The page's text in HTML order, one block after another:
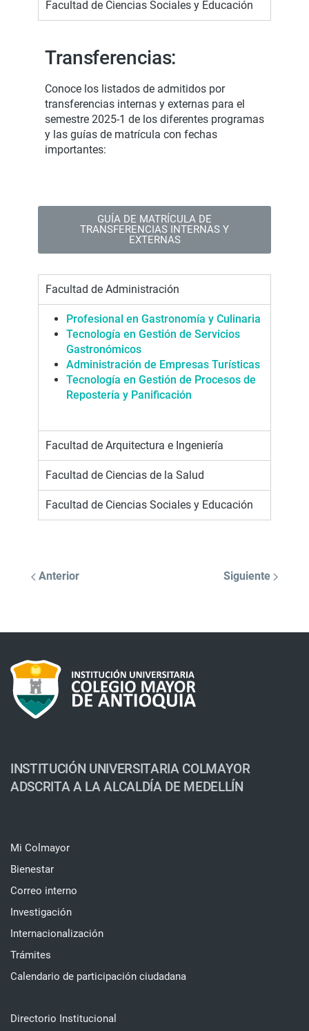
Facultad de Ciencias Sociales y Educación
Transferencias:
Conoce los listados de admitidos por
transferencias internas y externas para el
semestre 2025-1 de los diferentes programas
y las guías de matrícula con fechas
importantes:
GUÍA DE MATRÍCULA DE
TRANSFERENCIAS INTERNAS Y
EXTERNAS
Facultad de Administración
Profesional en Gastronomía y Culinaria
Tecnología en Gestión de Servicios
Gastronómicos
Administración de Empresas Turísticas
Tecnología en Gestión de Procesos de
Repostería y Panificación
Facultad de Arquitectura e Ingeniería
Facultad de Ciencias de la Salud
Facultad de Ciencias Sociales y Educación
Anterior Siguiente
INSTITUCIÓN UNIVERSITARIA COLMAYOR
ADSCRITA A LA ALCALDÍA DE MEDELLÍN
Mi Colmayor
Bienestar
Correo interno
Investigación
Internacionalización
Trámites
Calendario de participación ciudadana
Directorio Institucional